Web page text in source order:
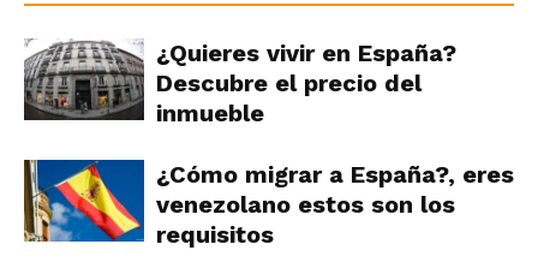
¿Quieres vivir en España?
Descubre el precio del
inmueble
¿Cómo migrar a España?, eres
venezolano estos son los
requisitos